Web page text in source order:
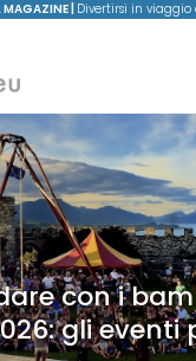
| Divertirsi in
esperienze
nel